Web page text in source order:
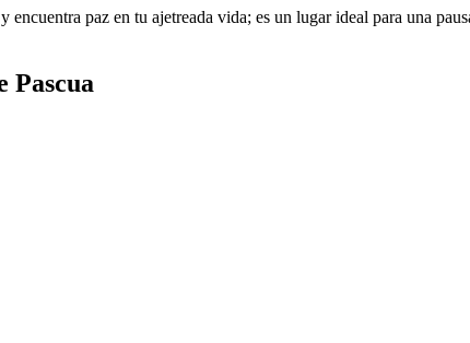
paz en tu ajetreada vida; es un lugar ideal para una
Pascua